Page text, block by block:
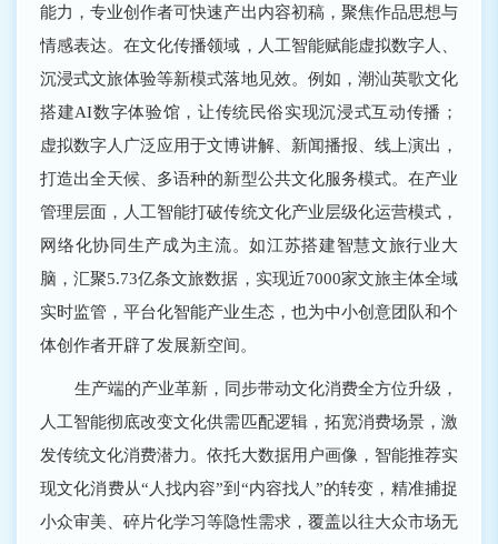
能力，专业创作者可快速产出内容初稿，聚焦作品思想与
情感表达。在文化传播领域，人工智能赋能虚拟数字人、
沉浸式文旅体验等新模式落地见效。例如，潮汕英歌文化
搭建AI数字体验馆，让传统民俗实现沉浸式互动传播；
虚拟数字人广泛应用于文博讲解、新闻播报、线上演出，
打造出全天候、多语种的新型公共文化服务模式。在产业
管理层面，人工智能打破传统文化产业层级化运营模式，
网络化协同生产成为主流。如江苏搭建智慧文旅行业大
脑，汇聚5.73亿条文旅数据，实现近7000家文旅主体全域
实时监管，平台化智能产业生态，也为中小创意团队和个
体创作者开辟了发展新空间。
生产端的产业革新，同步带动文化消费全方位升级，
人工智能彻底改变文化供需匹配逻辑，拓宽消费场景，激
发传统文化消费潜力。依托大数据用户画像，智能推荐实
现文化消费从“人找内容”到“内容找人”的转变，精准捕捉
小众审美、碎片化学习等隐性需求，覆盖以往大众市场无